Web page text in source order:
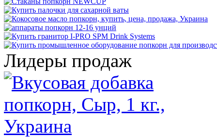
Лидеры продаж